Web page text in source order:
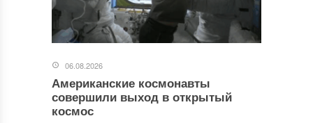
06.08.2026
Американские космонавты
совершили выход в открытый
космос